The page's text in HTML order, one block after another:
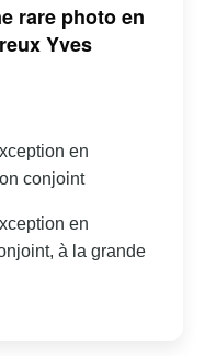
rare photo en
Yves
en
conjoint
en
à la grande